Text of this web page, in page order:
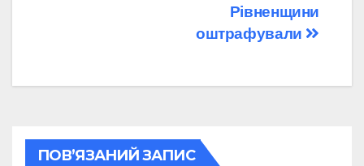
Рівненщини
оштрафували
ПОВ’ЯЗАНИЙ ЗАПИС